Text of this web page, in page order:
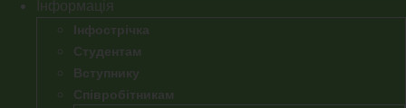
Інформація
Інфострічка
Студентам
Вступнику
Співробітникам